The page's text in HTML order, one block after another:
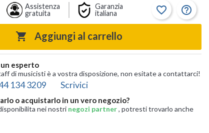
Assistenza
gratuita
Garanzia
italiana
favorite_border help_outline
 Aggiungi al carrello
esperto
di musicisti è a vostra disposizione, non esitate a contattarci!
134 3209 Scrivici
o acquistarlo in un vero negozio?
nei nostri negozi partner, potresti trovarlo anche